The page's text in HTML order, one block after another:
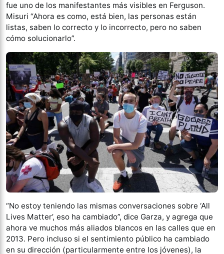
fue uno de los manifestantes más visibles en Ferguson.
Misuri “Ahora es como, está bien, las personas están
listas, saben lo correcto y lo incorrecto, pero no saben
cómo solucionarlo”.
“No estoy teniendo las mismas conversaciones sobre ‘All
Lives Matter’, eso ha cambiado”, dice Garza, y agrega que
ahora ve muchos más aliados blancos en las calles que en
2013. Pero incluso si el sentimiento público ha cambiado
en su dirección (particularmente entre los jóvenes), la